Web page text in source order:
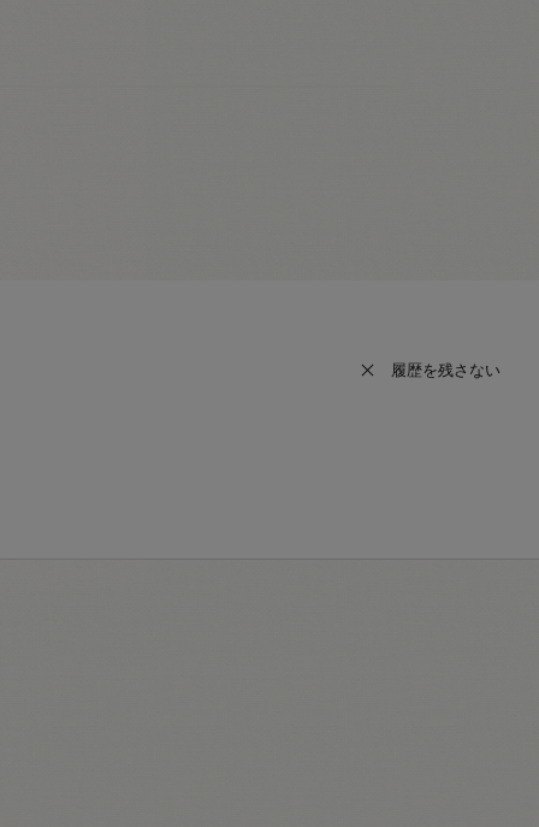
履歴を残さない